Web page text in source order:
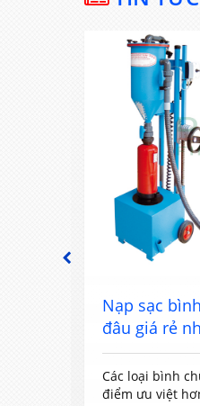
PREVIOUS
Nạp sạc
đâu giá rẻ
Các loại bình
điểm ưu việt